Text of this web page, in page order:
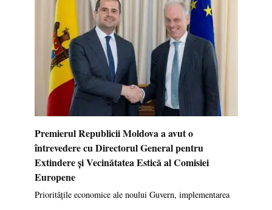
Premierul Republicii Moldova a avut o
întrevedere cu Directorul General pentru
Extindere și Vecinătatea Estică al Comisiei
Europene
Prioritățile economice ale noului Guvern, implementarea